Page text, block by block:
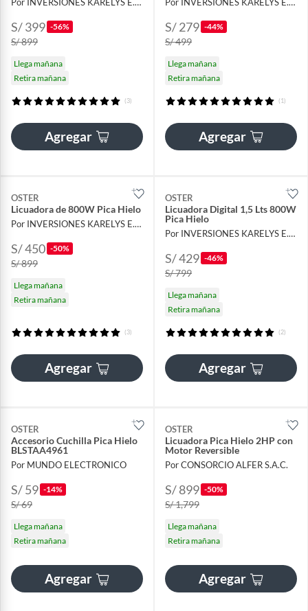
S/ 399 -56%
S/ 899
Llega mañana
Retira mañana
(3)
Agregar
S/ 279 -44%
S/ 499
Llega mañana
Retira mañana
(1)
Agregar
OSTER
Licuadora de 800W Pica Hielo
Por INVERSIONES KARELYS E.I.R.L
S/ 450 -50%
S/ 899
Llega mañana
Retira mañana
(3)
Agregar
OSTER
Licuadora Digital 1,5 Lts 800W
Pica Hielo
Por INVERSIONES KARELYS E.I.R.L
S/ 429 -46%
S/ 799
Llega mañana
Retira mañana
(2)
Agregar
OSTER
Accesorio Cuchilla Pica Hielo
BLSTAA4961
Por MUNDO ELECTRONICO
S/ 59 -14%
S/ 69
Llega mañana
Retira mañana
Agregar
OSTER
Licuadora Pica Hielo 2HP con
Motor Reversible
Por CONSORCIO ALFER S.A.C.
S/ 899 -50%
S/ 1,799
Llega mañana
Retira mañana
Agregar